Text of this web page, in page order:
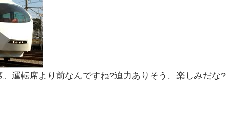
。運転席より前なんですね?迫力ありそう。楽しみだな?